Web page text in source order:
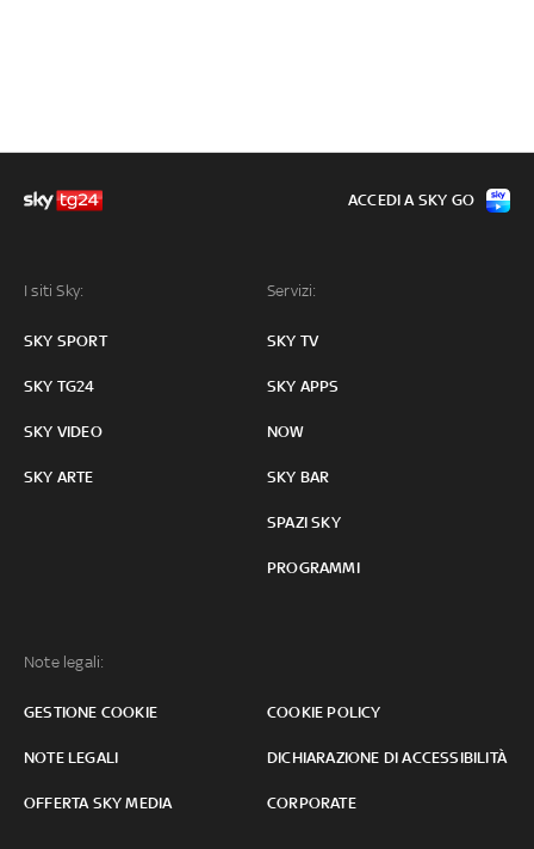
I siti Sky:
SKY SPORT
SKY TG24
SKY VIDEO
SKY ARTE
Servizi:
SKY TV
SKY APPS
NOW
SKY BAR
SPAZI SKY
PROGRAMMI
Note legali:
GESTIONE COOKIE COOKIE POLICY
NOTE LEGALI DICHIARAZIONE DI ACCESSIBILITÀ
OFFERTA SKY MEDIA CORPORATE
ACCEDI A SKY GO